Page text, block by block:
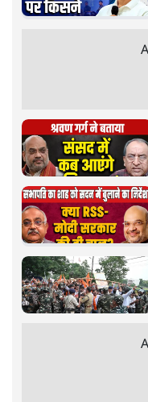
ताजा खबरें